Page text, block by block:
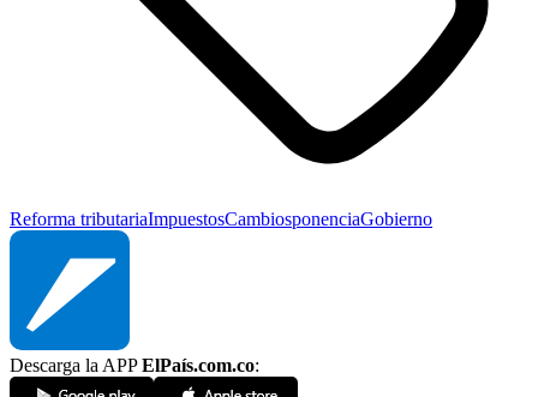
Reforma tributariaImpuestosCambiosponenciaGobierno
Descarga la APPElPaís.com.co: